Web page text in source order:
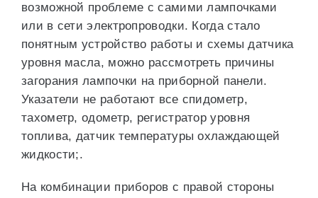
возможной проблеме с самими лампочками
или в сети электропроводки. Когда стало
понятным устройство работы и схемы датчика
уровня масла, можно рассмотреть причины
загорания лампочки на приборной панели.
Указатели не работают все спидометр,
тахометр, одометр, регистратор уровня
топлива, датчик температуры охлаждающей
жидкости;.
На комбинации приборов с правой стороны